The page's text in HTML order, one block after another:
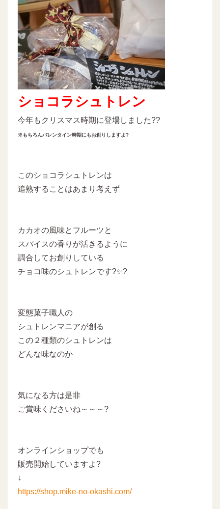
ショコラシュトレン
今年もクリスマス時期に登場しました??
※もちろんバレンタイン時期にもお創りしますよ?
このショコラシュトレンは
追熟することはあまり考えず
カカオの風味とフルーツと
スパイスの香りが活きるように
調合してお創りしている
チョコ味のシュトレンです?✨?
変態菓子職人の
シュトレンマニアが創る
この２種類のシュトレンは
どんな味なのか
気になる方は是非
ご賞味くださいね～～～?
オンラインショップでも
販売開始していますよ?
↓
https://shop.mike-no-okashi.com/